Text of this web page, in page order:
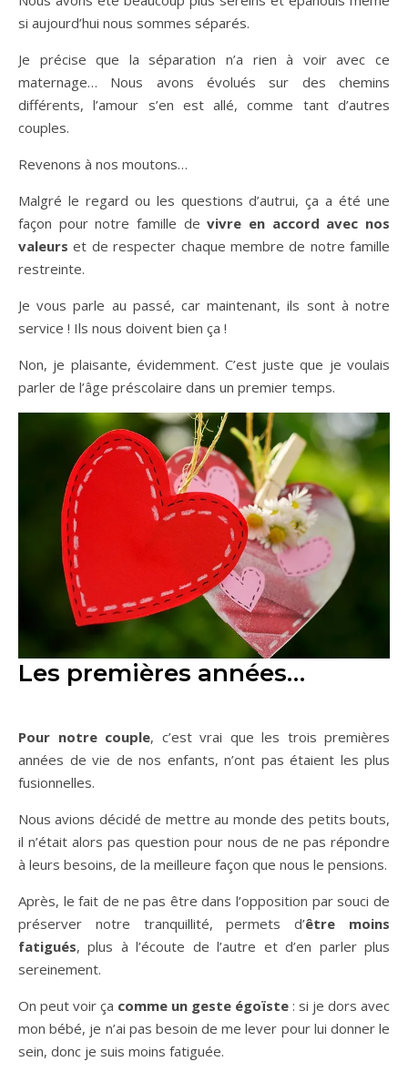
si aujourd’hui nous sommes séparés.
Je précise que la séparation n’a rien à voir avec ce
maternage… Nous avons évolués sur des chemins
différents, l’amour s’en est allé, comme tant d’autres
couples.
Revenons à nos moutons…
Malgré le regard ou les questions d’autrui, ça a été une
façon pour notre famille devivre en accord avec nos
valeurset de respecter chaque membre de notre famille
restreinte.
Je vous parle au passé, car maintenant, ils sont à notre
service ! Ils nous doivent bien ça !
Non, je plaisante, évidemment. C’est juste que je voulais
parler de l’âge préscolaire dans un premier temps.
Les premières années…
Pour notre couple, c’est vrai que les trois premières
années de vie de nos enfants, n’ont pas étaient les plus
fusionnelles.
Nous avions décidé de mettre au monde des petits bouts,
il n’était alors pas question pour nous de ne pas répondre
à leurs besoins, de la meilleure façon que nous le pensions.
Après, le fait de ne pas être dans l’opposition par souci de
préserver notre tranquillité, permets d’être moins
fatigués, plus à l’écoute de l’autre et d’en parler plus
sereinement.
On peut voir ça comme un geste égoïste : si je dors avec
mon bébé, je n’ai pas besoin de me lever pour lui donner le
sein, donc je suis moins fatiguée.